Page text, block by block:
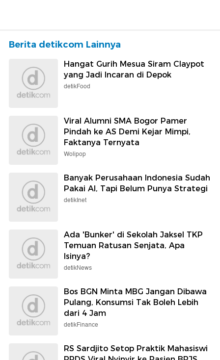
Berita detikcom Lainnya
Hangat Gurih Mesua Siram Claypot
yang Jadi Incaran di Depok
detikFood
Viral Alumni SMA Bogor Pamer
Pindah ke AS Demi Kejar Mimpi,
Faktanya Ternyata
Wolipop
Banyak Perusahaan Indonesia Sudah
Pakai AI, Tapi Belum Punya Strategi
detikInet
Ada 'Bunker' di Sekolah Jaksel TKP
Temuan Ratusan Senjata, Apa
Isinya?
detikNews
Bos BGN Minta MBG Jangan Dibawa
Pulang, Konsumsi Tak Boleh Lebih
dari 4 Jam
detikFinance
RS Sardjito Setop Praktik Mahasiswi